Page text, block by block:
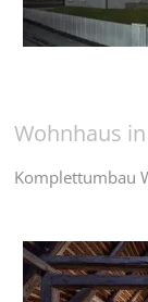
Wohnhaus
Komplettumbau